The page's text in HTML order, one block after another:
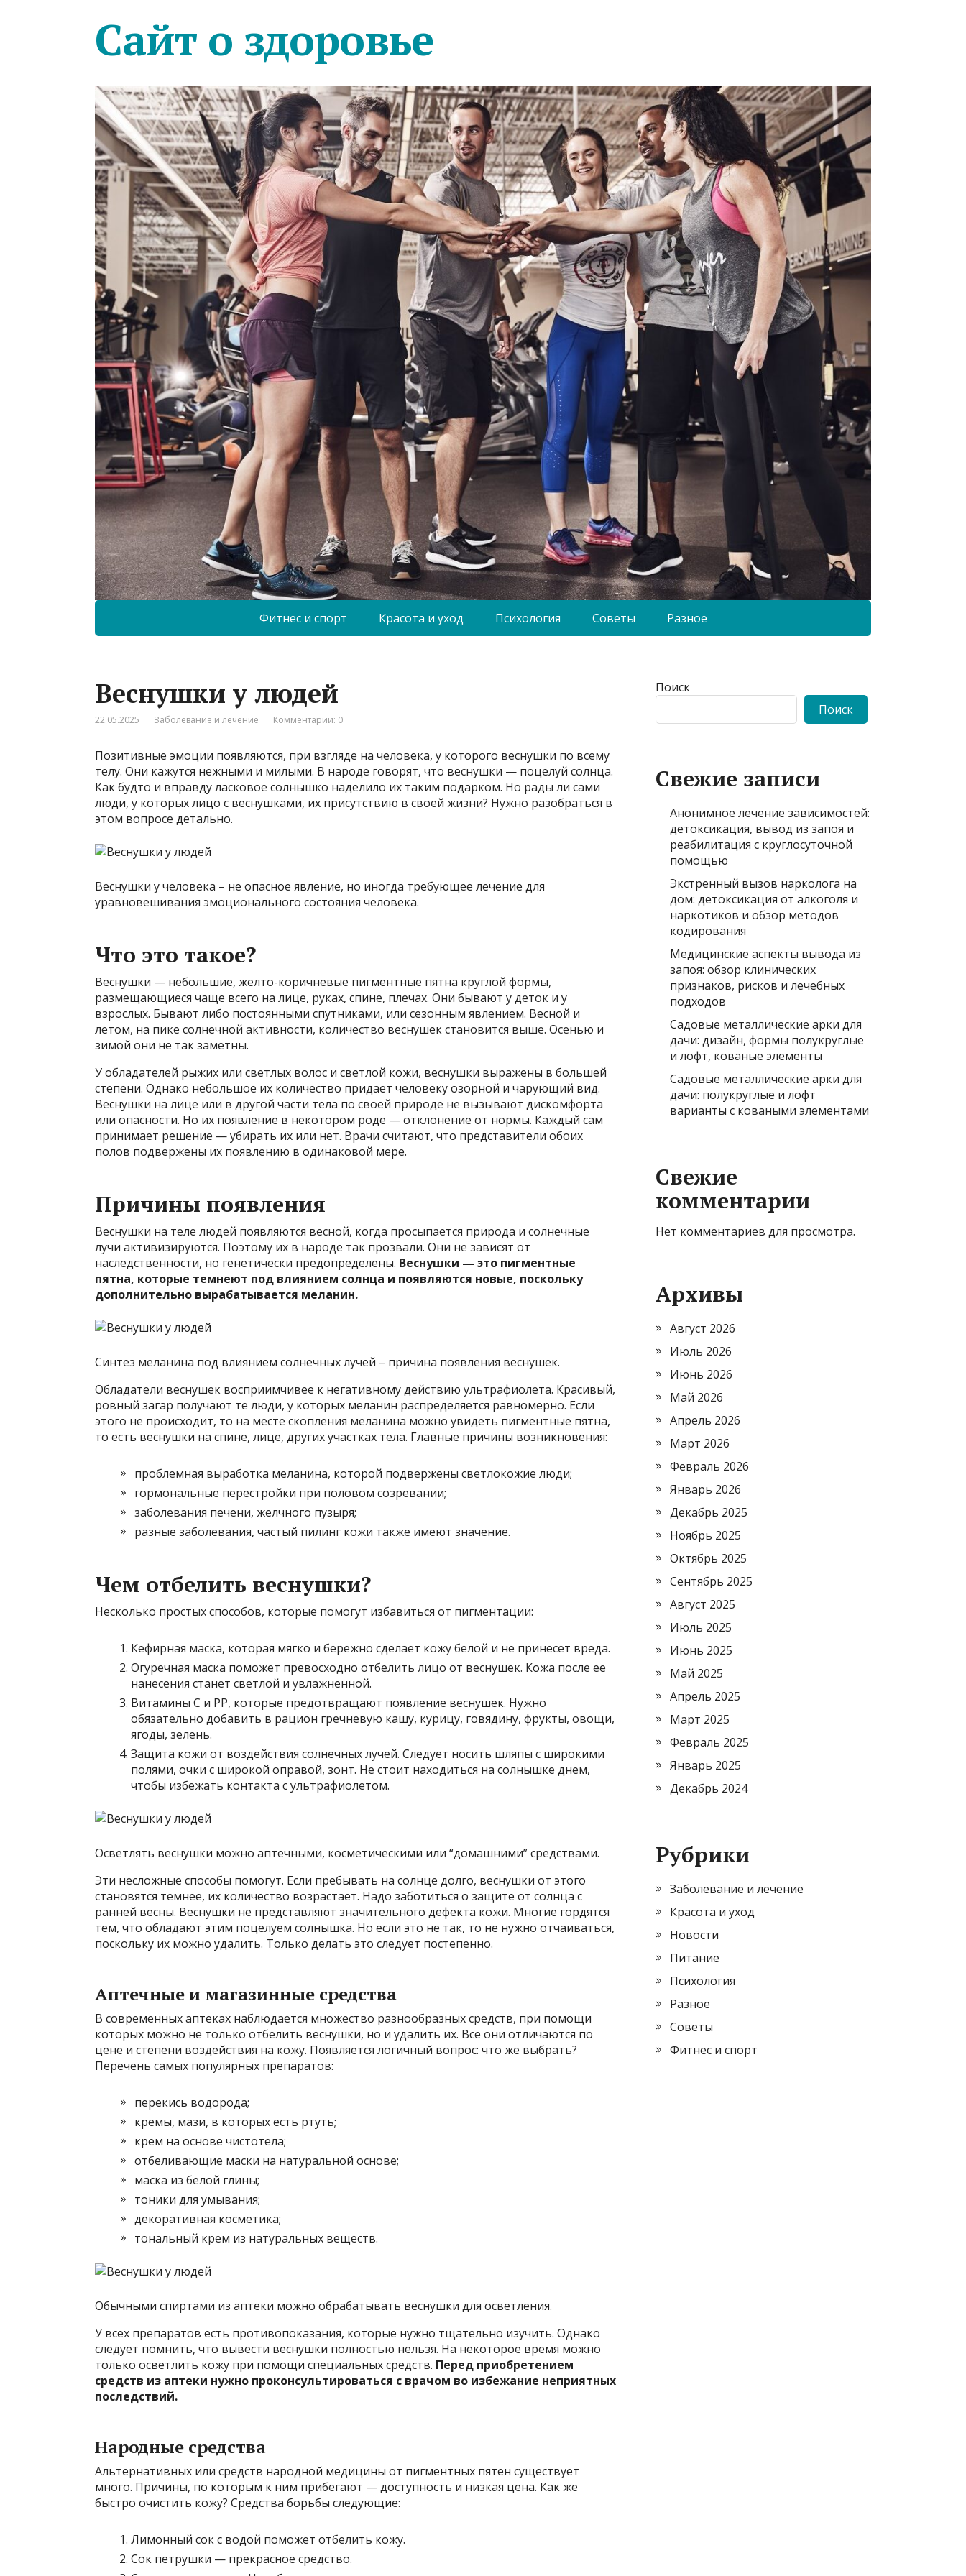
Сайт о здоровье
Фитнес и спорт Красота и уход Психология Советы Разное
Веснушки у людей
22.05.2025 Заболевание и лечение Комментарии: 0
Позитивные эмоции появляются, при взгляде на человека, у которого веснушки по всему
телу. Они кажутся нежными и милыми. В народе говорят, что веснушки — поцелуй солнца.
Как будто и вправду ласковое солнышко наделило их таким подарком. Но рады ли сами
люди, у которых лицо с веснушками, их присутствию в своей жизни? Нужно разобраться в
этом вопросе детально.
Веснушки у человека – не опасное явление, но иногда требующее лечение для
уравновешивания эмоционального состояния человека.
Что это такое?
Веснушки — небольшие, желто-коричневые пигментные пятна круглой формы,
размещающиеся чаще всего на лице, руках, спине, плечах. Они бывают у деток и у
взрослых. Бывают либо постоянными спутниками, или сезонным явлением. Весной и
летом, на пике солнечной активности, количество веснушек становится выше. Осенью и
зимой они не так заметны.
У обладателей рыжих или светлых волос и светлой кожи, веснушки выражены в большей
степени. Однако небольшое их количество придает человеку озорной и чарующий вид.
Веснушки на лице или в другой части тела по своей природе не вызывают дискомфорта
или опасности. Но их появление в некотором роде — отклонение от нормы. Каждый сам
принимает решение — убирать их или нет. Врачи считают, что представители обоих
полов подвержены их появлению в одинаковой мере.
Причины появления
Веснушки на теле людей появляются весной, когда просыпается природа и солнечные
лучи активизируются. Поэтому их в народе так прозвали. Они не зависят от
наследственности, но генетически предопределены. Веснушки — это пигментные
пятна, которые темнеют под влиянием солнца и появляются новые, поскольку
дополнительно вырабатывается меланин.
Синтез меланина под влиянием солнечных лучей – причина появления веснушек.
Обладатели веснушек восприимчивее к негативному действию ультрафиолета. Красивый,
ровный загар получают те люди, у которых меланин распределяется равномерно. Если
этого не происходит, то на месте скопления меланина можно увидеть пигментные пятна,
то есть веснушки на спине, лице, других участках тела. Главные причины возникновения:
проблемная выработка меланина, которой подвержены светлокожие люди;
гормональные перестройки при половом созревании;
заболевания печени, желчного пузыря;
разные заболевания, частый пилинг кожи также имеют значение.
Чем отбелить веснушки?
Несколько простых способов, которые помогут избавиться от пигментации:
Кефирная маска, которая мягко и бережно сделает кожу белой и не принесет вреда.
Огуречная маска поможет превосходно отбелить лицо от веснушек. Кожа после ее
нанесения станет светлой и увлажненной.
Витамины С и РР, которые предотвращают появление веснушек. Нужно
обязательно добавить в рацион гречневую кашу, курицу, говядину, фрукты, овощи,
ягоды, зелень.
Защита кожи от воздействия солнечных лучей. Следует носить шляпы с широкими
полями, очки с широкой оправой, зонт. Не стоит находиться на солнышке днем,
чтобы избежать контакта с ультрафиолетом.
Осветлять веснушки можно аптечными, косметическими или “домашними” средствами.
Эти несложные способы помогут. Если пребывать на солнце долго, веснушки от этого
становятся темнее, их количество возрастает. Надо заботиться о защите от солнца с
ранней весны. Веснушки не представляют значительного дефекта кожи. Многие гордятся
тем, что обладают этим поцелуем солнышка. Но если это не так, то не нужно отчаиваться,
поскольку их можно удалить. Только делать это следует постепенно.
Аптечные и магазинные средства
В современных аптеках наблюдается множество разнообразных средств, при помощи
которых можно не только отбелить веснушки, но и удалить их. Все они отличаются по
цене и степени воздействия на кожу. Появляется логичный вопрос: что же выбрать?
Перечень самых популярных препаратов:
перекись водорода;
кремы, мази, в которых есть ртуть;
крем на основе чистотела;
отбеливающие маски на натуральной основе;
маска из белой глины;
тоники для умывания;
декоративная косметика;
тональный крем из натуральных веществ.
Обычными спиртами из аптеки можно обрабатывать веснушки для осветления.
У всех препаратов есть противопоказания, которые нужно тщательно изучить. Однако
следует помнить, что вывести веснушки полностью нельзя. На некоторое время можно
только осветлить кожу при помощи специальных средств. Перед приобретением
средств из аптеки нужно проконсультироваться с врачом во избежание неприятных
последствий.
Народные средства
Альтернативных или средств народной медицины от пигментных пятен существует
много. Причины, по которым к ним прибегают — доступность и низкая цена. Как же
быстро очистить кожу? Средства борьбы следующие:
Лимонный сок с водой поможет отбелить кожу.
Сок петрушки — прекрасное средство.
Поиск
Поиск
Свежие записи
Анонимное лечение зависимостей:
детоксикация, вывод из запоя и
реабилитация с круглосуточной
помощью
Экстренный вызов нарколога на
дом: детоксикация от алкоголя и
наркотиков и обзор методов
кодирования
Медицинские аспекты вывода из
запоя: обзор клинических
признаков, рисков и лечебных
подходов
Садовые металлические арки для
дачи: дизайн, формы полукруглые
и лофт, кованые элементы
Садовые металлические арки для
дачи: полукруглые и лофт
варианты с коваными элементами
Свежие
комментарии
Нет комментариев для просмотра.
Архивы
Август 2026
Июль 2026
Июнь 2026
Май 2026
Апрель 2026
Март 2026
Февраль 2026
Январь 2026
Декабрь 2025
Ноябрь 2025
Октябрь 2025
Сентябрь 2025
Август 2025
Июль 2025
Июнь 2025
Май 2025
Апрель 2025
Март 2025
Февраль 2025
Январь 2025
Декабрь 2024
Рубрики
Заболевание и лечение
Красота и уход
Новости
Питание
Психология
Разное
Советы
Фитнес и спорт